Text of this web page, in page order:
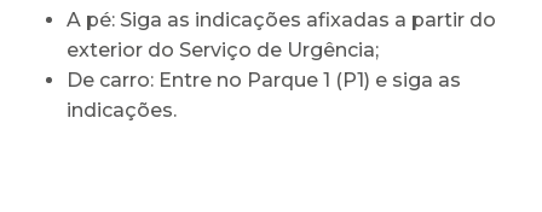
A pé: Siga as indicações afixadas a partir do
exterior do Serviço de Urgência;
De carro: Entre no Parque 1 (P1) e siga as
indicações.